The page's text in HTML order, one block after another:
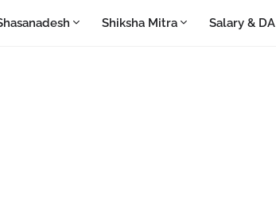
Shiksha Mitra Salary & DA